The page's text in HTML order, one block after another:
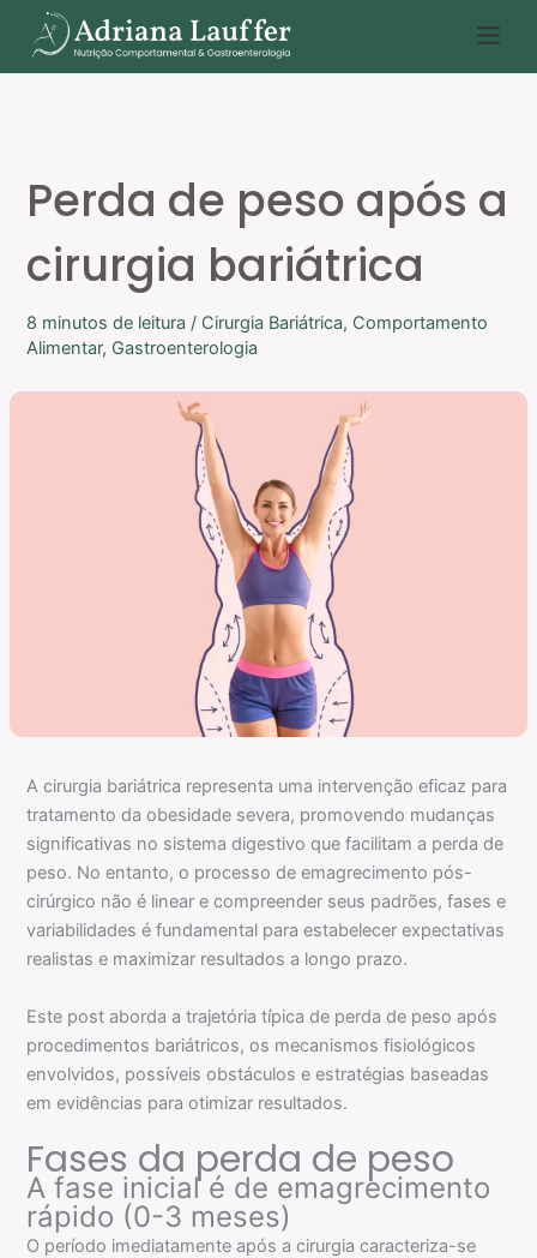
para
o
Perda de peso após a
cirurgia bariátrica
8 minutos de leitura / Cirurgia Bariátrica, Comportamento
Alimentar, Gastroenterologia
A cirurgia bariátrica representa uma intervenção eficaz para
tratamento da obesidade severa, promovendo mudanças
significativas no sistema digestivo que facilitam a perda de
peso. No entanto, o processo de emagrecimento pós-
cirúrgico não é linear e compreender seus padrões, fases e
variabilidades é fundamental para estabelecer expectativas
realistas e maximizar resultados a longo prazo.
Este post aborda a trajetória típica de perda de peso após
procedimentos bariátricos, os mecanismos fisiológicos
envolvidos, possíveis obstáculos e estratégias baseadas
em evidências para otimizar resultados.
Fases da perda de peso
A fase inicial é de emagrecimento
rápido (0-3 meses)
O período imediatamente após a cirurgia caracteriza-se
e
a